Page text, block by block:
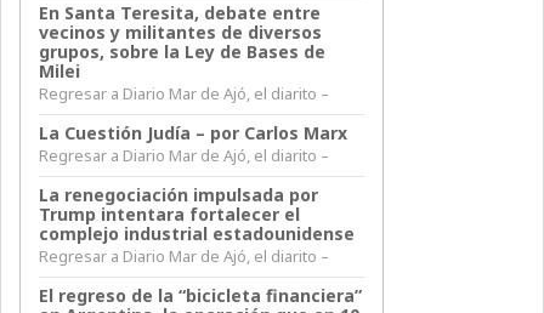
En Santa Teresita, debate entre
vecinos y militantes de diversos
grupos, sobre la Ley de Bases de
Milei
Regresar a Diario Mar de Ajó, el diarito –
La Cuestión Judía – por Carlos Marx
Regresar a Diario Mar de Ajó, el diarito –
La renegociación impulsada por
Trump intentara fortalecer el
complejo industrial estadounidense
Regresar a Diario Mar de Ajó, el diarito –
El regreso de la “bicicleta financiera”